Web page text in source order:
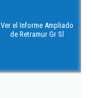
Ver el Informe Ampliado
de Retramur Gr Sl